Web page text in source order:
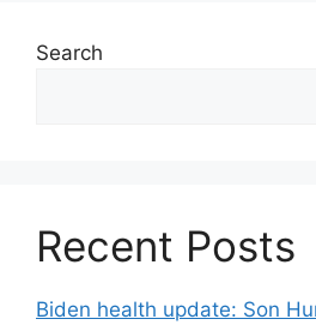
Search
Recent Posts
Biden health update: Son